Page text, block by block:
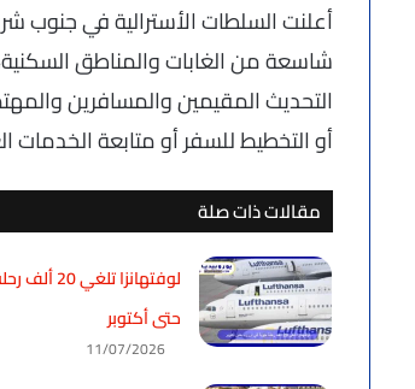
أعلنت السلطات الأسترالية في جنوب
شاسعة من الغابات والمناطق
التحديث المقيمين والمسافرين
أو التخطيط للسفر أو متابعة الخدمات
مقالات ذات صلة
لوفتهانزا
حتى أكتوبر
11/07/2026